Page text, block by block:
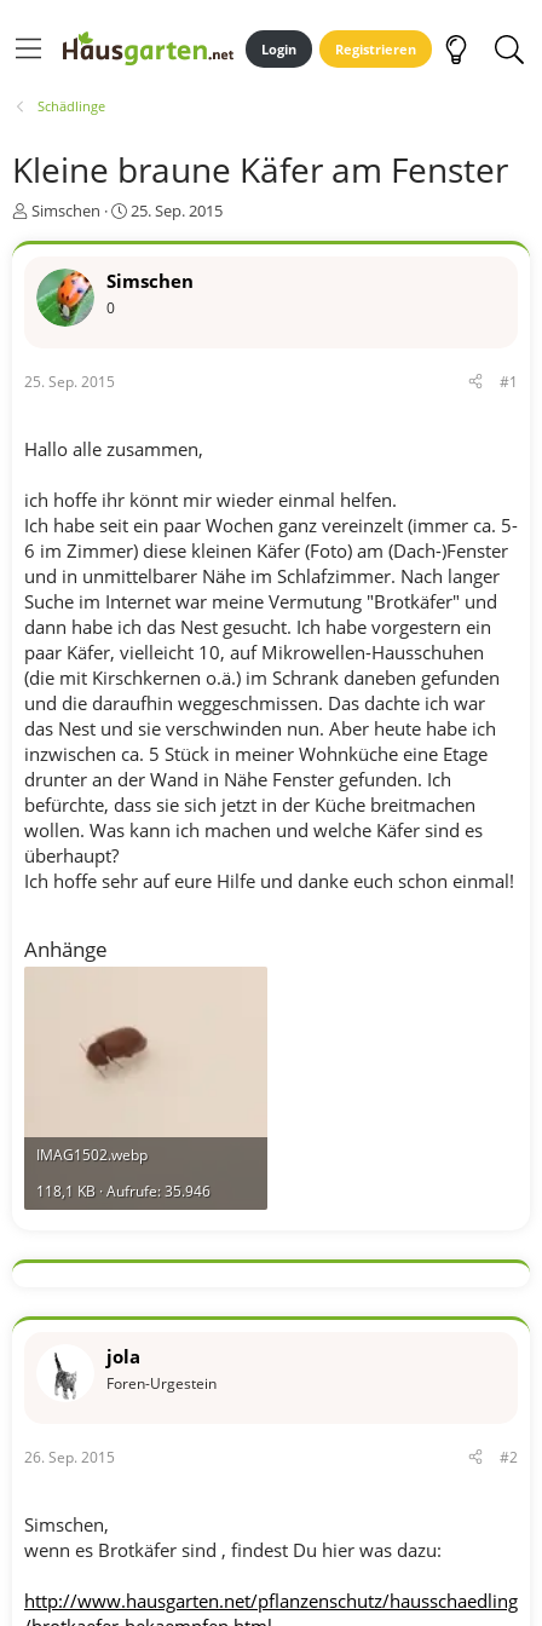
Login Registrieren
Schädlinge
Kleine braune Käfer am Fenster
E
e
r
Simschen
E
t
25. Sep. 2015
Simschen
0
25. Sep. 2015 #1
Hallo alle zusammen,
ich hoffe ihr könnt mir wieder einmal helfen.
Ich habe seit ein paar Wochen ganz vereinzelt (immer ca. 5-
6 im Zimmer) diese kleinen Käfer (Foto) am (Dach-)Fenster
und in unmittelbarer Nähe im Schlafzimmer. Nach langer
Suche im Internet war meine Vermutung "Brotkäfer" und
dann habe ich das Nest gesucht. Ich habe vorgestern ein
paar Käfer, vielleicht 10, auf Mikrowellen-Hausschuhen
(die mit Kirschkernen o.ä.) im Schrank daneben gefunden
und die daraufhin weggeschmissen. Das dachte ich war
das Nest und sie verschwinden nun. Aber heute habe ich
inzwischen ca. 5 Stück in meiner Wohnküche eine Etage
drunter an der Wand in Nähe Fenster gefunden. Ich
befürchte, dass sie sich jetzt in der Küche breitmachen
wollen. Was kann ich machen und welche Käfer sind es
überhaupt?
Ich hoffe sehr auf eure Hilfe und danke euch schon einmal!
Anhänge
IMAG1502.webp
118,1 KB · Aufrufe: 35.946
jola
Foren-Urgestein
26. Sep. 2015 #2
Simschen,
wenn es Brotkäfer sind , findest Du hier was dazu:
http://www.hausgarten.net/pflanzenschutz/hausschaedling